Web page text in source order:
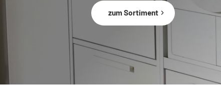
zum Sortiment